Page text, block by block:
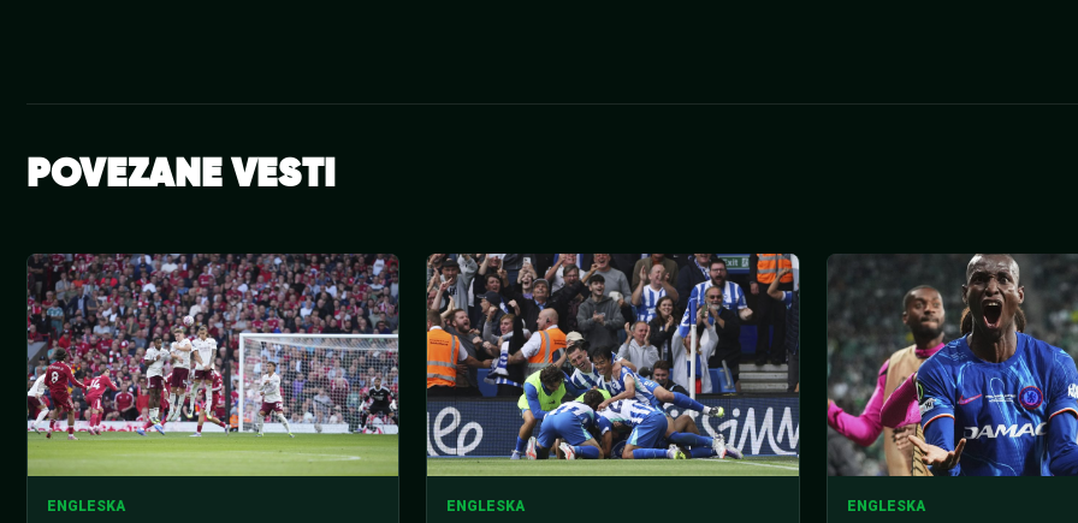
POVEZANE VESTI
ENGLESKA ENGLESKA ENGLESKA